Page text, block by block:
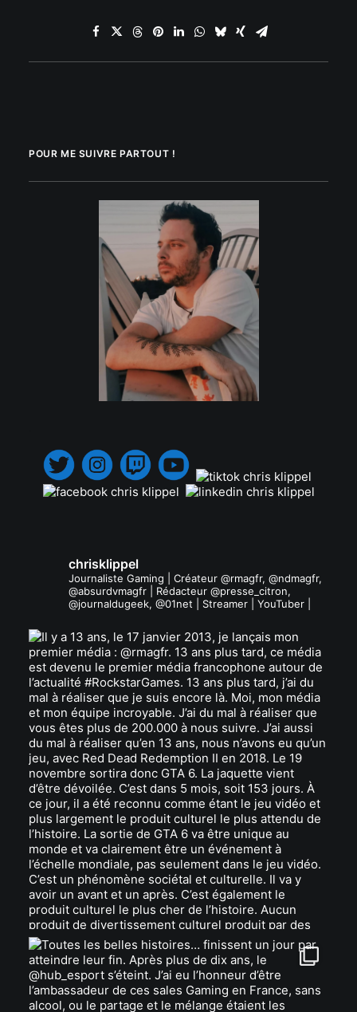
POUR ME SUIVRE PARTOUT !
chrisklippel
Journaliste Gaming | Créateur @rmagfr, @ndmagfr,
@absurdvmagfr | Rédacteur @presse_citron,
@journaldugeek, @01net | Streamer | YouTuber |